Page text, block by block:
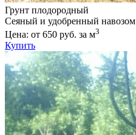
Грунт плодородный
Сеяный и удобренный навозом
Цена: от 650 руб. за м3
Купить